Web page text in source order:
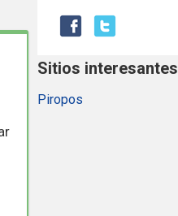
Sitios interesantes
Piropos